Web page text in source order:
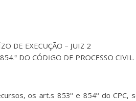
DE EXECUÇÃO – JUIZ 2
DO CÓDIGO DE PROCESSO CIVIL.
os art.s 853º e 854º do CPC,